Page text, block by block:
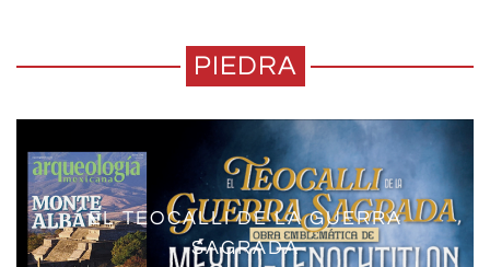
PIEDRA
EL TEOCALLI DE LA GUERRA
SAGRADA
ARTE Y POLÍTICA EN MÉXICO-
TENOCHTITLAN